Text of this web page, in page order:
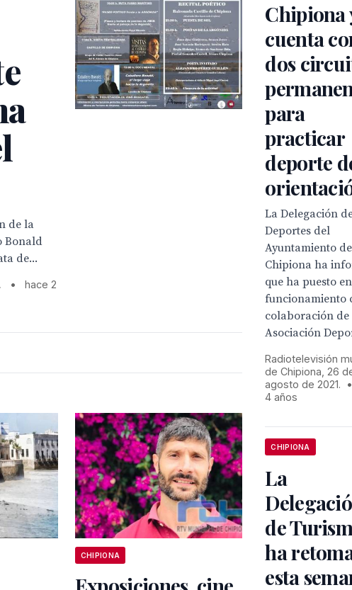
de la
Bonald
de...
•
hace 2
CHIPIONA
Chipiona
cuenta
dos
para
practicar
deporte
La Delegación
Deportes del
Ayuntamiento de
Chipiona ha
que ha puesto en
funcionamiento
colaboración de
Asociación
Radiotelevisión
de Chipiona, 26
agosto de 2021.
•
4 años
CHIPIONA
La
de
ha
esta